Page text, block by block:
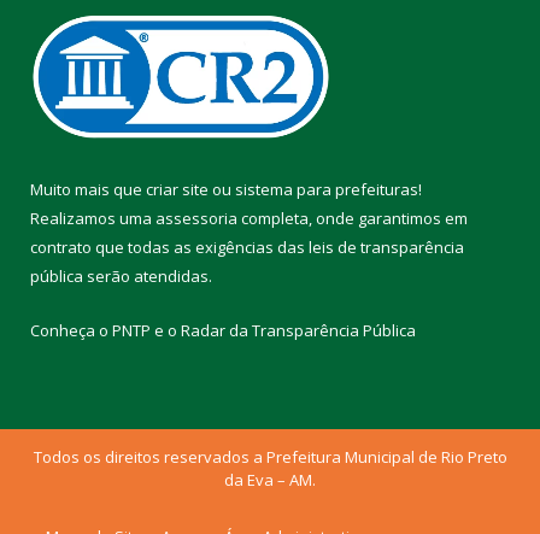
Muito mais que criar site ou sistema para prefeituras!
Realizamos uma assessoria completa, onde garantimos em
contrato que todas as exigências das leis de transparência
pública serão atendidas.
Conheça o PNTP e o Radar da Transparência Pública
Todos os direitos reservados a Prefeitura Municipal de Rio Preto
da Eva – AM.